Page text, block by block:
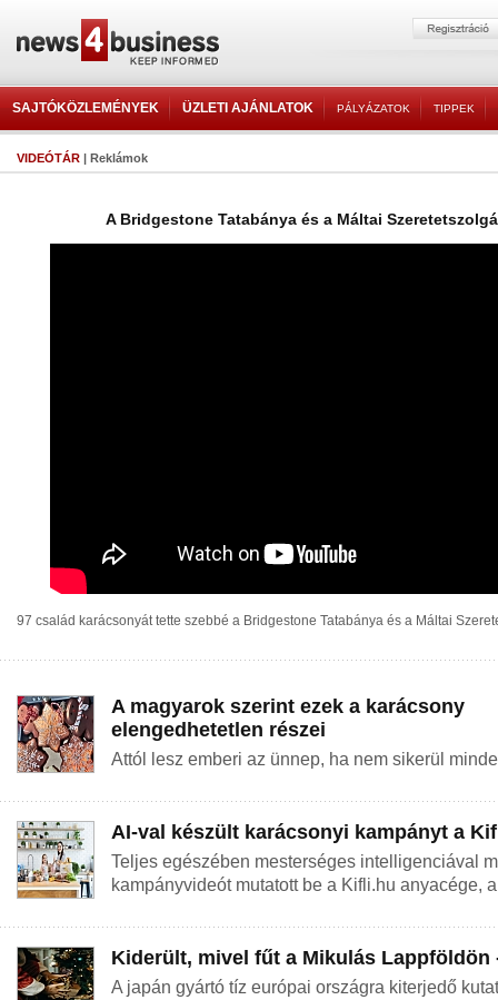
SAJTÓKÖZLEMÉNYEK ÜZLETI AJÁNLATOK PÁLYÁZATOK TIPPEK
VIDEÓTÁR | Reklámok
A Bridgestone Tatabánya és a Máltai
97 család karácsonyát tette szebbé a Bridgestone Tatabánya és a Máltai
A magyarok szerint ezek a karácsony
elengedhetetlen részei
Attól lesz emberi az ünnep, ha nem sikerül
AI-val készült karácsonyi kampányt a
Teljes egészében mesterséges intelligenciával
kampányvideót mutatott be a Kifli.hu anyacége,
Kiderült, mivel fűt a Mikulás Lappföldön
A japán gyártó tíz európai országra kiterjedő